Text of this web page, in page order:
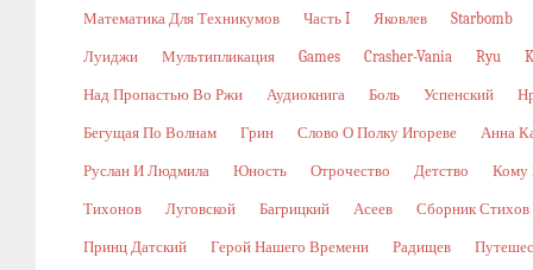
Математика Для Техникумов Часть I Яковлев Starbomb
Луиджи Мультипликация Games Crasher-Vania Ryu
Над Пропастью Во Ржи Аудиокнига Боль Успенский
Бегущая По Волнам Грин Слово О Полку Игореве Анна
Руслан И Людмила Юность Отрочество Детство Кому
Тихонов Луговской Багрицкий Асеев Сборник Стихов
Принц Датский Герой Нашего Времени Радищев